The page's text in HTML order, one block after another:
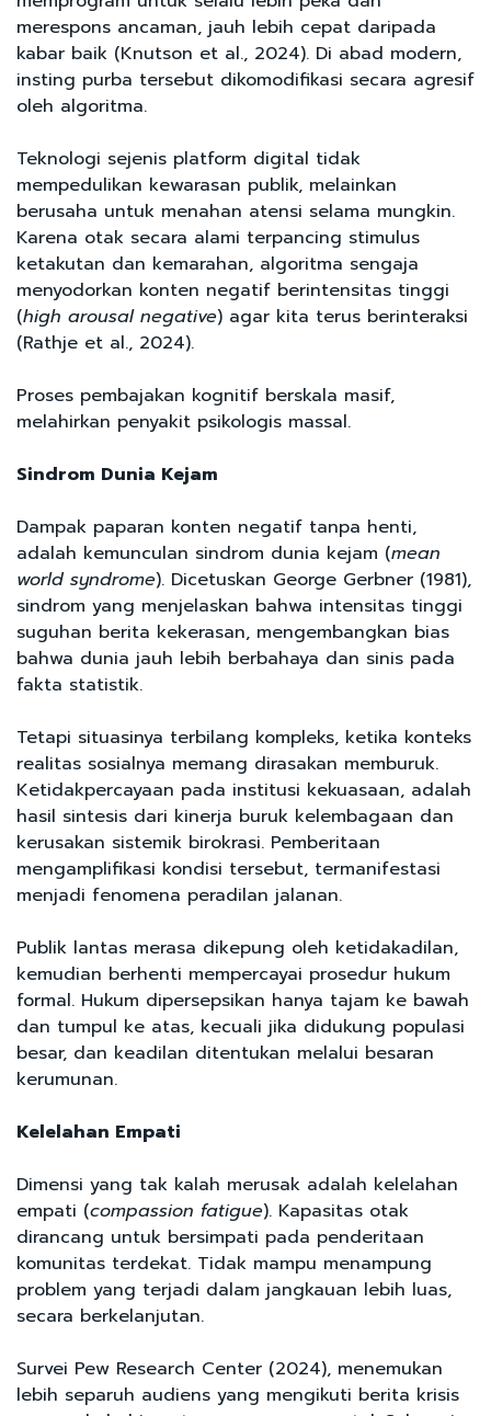
merespons ancaman, jauh lebih cepat daripada
kabar baik (Knutson et al., 2024). Di abad modern,
insting purba tersebut dikomodifikasi secara agresif
oleh algoritma.
Teknologi sejenis platform digital tidak
mempedulikan kewarasan publik, melainkan
berusaha untuk menahan atensi selama mungkin.
Karena otak secara alami terpancing stimulus
ketakutan dan kemarahan, algoritma sengaja
menyodorkan konten negatif berintensitas tinggi
(high arousal negative) agar kita terus berinteraksi
(Rathje et al., 2024).
Proses pembajakan kognitif berskala masif,
melahirkan penyakit psikologis massal.
Sindrom Dunia Kejam
Dampak paparan konten negatif tanpa henti,
adalah kemunculan sindrom dunia kejam (mean
world syndrome). Dicetuskan George Gerbner (1981),
sindrom yang menjelaskan bahwa intensitas tinggi
suguhan berita kekerasan, mengembangkan bias
bahwa dunia jauh lebih berbahaya dan sinis pada
fakta statistik.
Tetapi situasinya terbilang kompleks, ketika konteks
realitas sosialnya memang dirasakan memburuk.
Ketidakpercayaan pada institusi kekuasaan, adalah
hasil sintesis dari kinerja buruk kelembagaan dan
kerusakan sistemik birokrasi. Pemberitaan
mengamplifikasi kondisi tersebut, termanifestasi
menjadi fenomena peradilan jalanan.
Publik lantas merasa dikepung oleh ketidakadilan,
kemudian berhenti mempercayai prosedur hukum
formal. Hukum dipersepsikan hanya tajam ke bawah
dan tumpul ke atas, kecuali jika didukung populasi
besar, dan keadilan ditentukan melalui besaran
kerumunan.
Kelelahan Empati
Dimensi yang tak kalah merusak adalah kelelahan
empati (compassion fatigue). Kapasitas otak
dirancang untuk bersimpati pada penderitaan
komunitas terdekat. Tidak mampu menampung
problem yang terjadi dalam jangkauan lebih luas,
secara berkelanjutan.
Survei Pew Research Center (2024), menemukan
lebih separuh audiens yang mengikuti berita krisis